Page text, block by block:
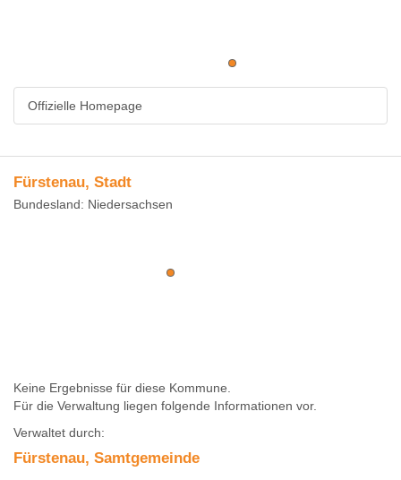
Offizielle Homepage
Fürstenau, Stadt
Bundesland: Niedersachsen
Keine Ergebnisse für diese Kommune.
Für die Verwaltung liegen folgende Informationen vor.
Verwaltet durch:
Fürstenau, Samtgemeinde